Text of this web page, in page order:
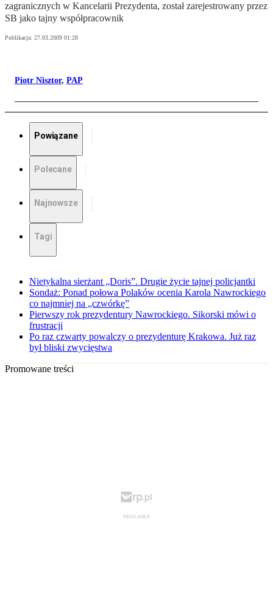
zagranicznych w Kancelarii Prezydenta, został zarejestrowany przez
SB jako tajny współpracownik
Publikacja: 27.03.2009 01:28
Piotr Nisztor, PAP
Powiązane
Polecane
Najnowsze
Tagi
Nietykalna sierżant „Doris”. Drugie życie tajnej policjantki
Sondaż: Ponad połowa Polaków ocenia Karola Nawrockiego
co najmniej na „czwórkę”
Pierwszy rok prezydentury Nawrockiego. Sikorski mówi o
frustracji
Po raz czwarty powalczy o prezydenturę Krakowa. Już raz
był bliski zwycięstwa
Promowane treści